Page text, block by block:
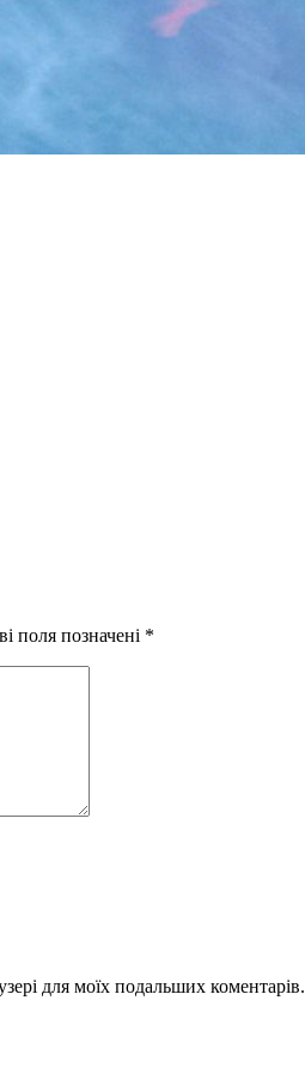
поля позначені *
для моїх подальших коментарів.